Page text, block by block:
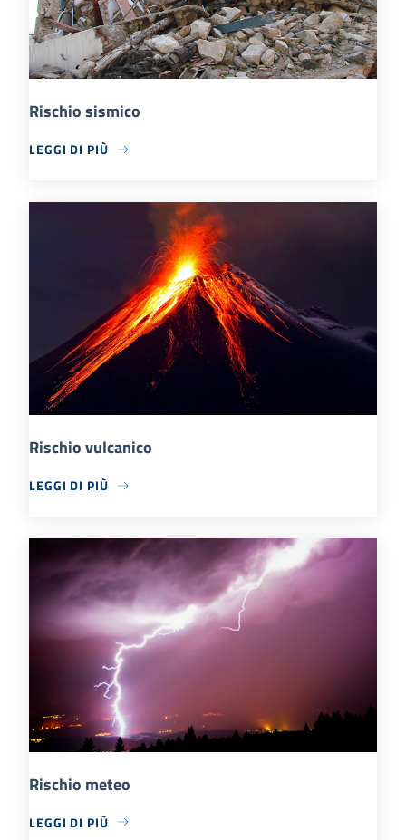
Rischio sismico
LEGGI DI PIÙ
Rischio vulcanico
LEGGI DI PIÙ
Rischio meteo
LEGGI DI PIÙ